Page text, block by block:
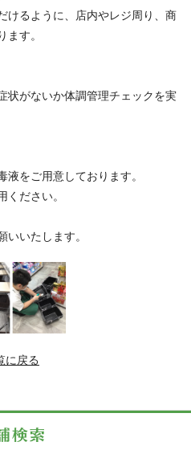
けるように、店内やレジ周り、商
す。
状がないか体調管理チェックを実
をご用意しております。
ださい。
いたします。
に戻る